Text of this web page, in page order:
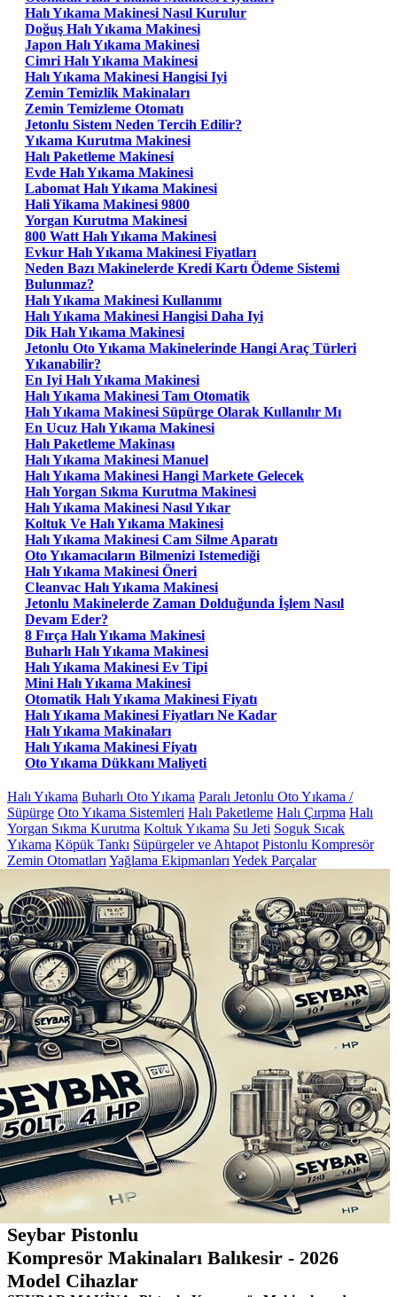
Halı Yıkama Makinesi Nasıl Kurulur
Doğuş Halı Yıkama Makinesi
Japon Halı Yıkama Makinesi
Cimri Halı Yıkama Makinesi
Halı Yıkama Makinesi Hangisi Iyi
Zemin Temizlik Makinaları
Zemin Temizleme Otomatı
Jetonlu Sistem Neden Tercih Edilir?
Yıkama Kurutma Makinesi
Halı Paketleme Makinesi
Evde Halı Yıkama Makinesi
Labomat Halı Yıkama Makinesi
Hali Yikama Makinesi 9800
Yorgan Kurutma Makinesi
800 Watt Halı Yıkama Makinesi
Evkur Halı Yıkama Makinesi Fiyatları
Neden Bazı Makinelerde Kredi Kartı Ödeme Sistemi
Bulunmaz?
Halı Yıkama Makinesi Kullanımı
Halı Yıkama Makinesi Hangisi Daha Iyi
Dik Halı Yıkama Makinesi
Jetonlu Oto Yıkama Makinelerinde Hangi Araç Türleri
Yıkanabilir?
En Iyi Halı Yıkama Makinesi
Halı Yıkama Makinesi Tam Otomatik
Halı Yıkama Makinesi Süpürge Olarak Kullanılır Mı
En Ucuz Halı Yıkama Makinesi
Halı Paketleme Makinası
Halı Yıkama Makinesi Manuel
Halı Yıkama Makinesi Hangi Markete Gelecek
Halı Yorgan Sıkma Kurutma Makinesi
Halı Yıkama Makinesi Nasıl Yıkar
Koltuk Ve Halı Yıkama Makinesi
Halı Yıkama Makinesi Cam Silme Aparatı
Oto Yıkamacıların Bilmenizi Istemediği
Halı Yıkama Makinesi Öneri
Cleanvac Halı Yıkama Makinesi
Jetonlu Makinelerde Zaman Dolduğunda İşlem Nasıl
Devam Eder?
8 Fırça Halı Yıkama Makinesi
Buharlı Halı Yıkama Makinesi
Halı Yıkama Makinesi Ev Tipi
Mini Halı Yıkama Makinesi
Otomatik Halı Yıkama Makinesi Fiyatı
Halı Yıkama Makinesi Fiyatları Ne Kadar
Halı Yıkama Makinaları
Halı Yıkama Makinesi Fiyatı
Oto Yıkama Dükkanı Maliyeti
Halı Yıkama Buharlı Oto Yıkama Paralı Jetonlu Oto Yıkama /
Süpürge Oto Yıkama Sistemleri Halı Paketleme Halı Çırpma Halı
Yorgan Sıkma Kurutma Koltuk Yıkama Su Jeti Soguk Sıcak
Yıkama Köpük Tankı Süpürgeler ve Ahtapot Pistonlu Kompresör
Zemin Otomatları Yağlama Ekipmanları Yedek Parçalar
Seybar Pistonlu
Kompresör Makinaları Balıkesir - 2026
Model Cihazlar